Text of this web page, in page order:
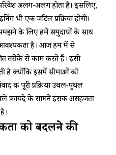
अलग-अलग होता है। इसलिए,
भी एक जटिल प्रक्रिया होगी।
के लिए हमें समुदायों के साथ
आवश्यकता है। आज हम में से
तरीक़े से काम करते हैं। इसी
है क्योंकि इसमें सीमाओं को
की पूरी प्रक्रिया उथल-पुथल
फ़ायदे के सामने इसकी असहजता
कोबदलनेकी